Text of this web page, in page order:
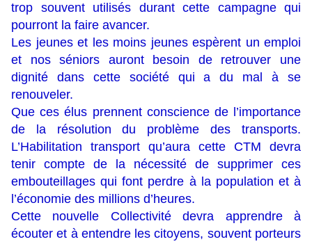
trop souvent utilisés durant cette campagne qui
pourront la faire avancer.
Les jeunes et les moins jeunes espèrent un emploi
et nos séniors auront besoin de retrouver une
dignité dans cette société qui a du mal à se
renouveler.
Que ces élus prennent conscience de l’importance
de la résolution du problème des transports.
L’Habilitation transport qu’aura cette CTM devra
tenir compte de la nécessité de supprimer ces
embouteillages qui font perdre à la population et à
l’économie des millions d’heures.
Cette nouvelle Collectivité devra apprendre à
écouter et à entendre les citoyens, souvent porteurs